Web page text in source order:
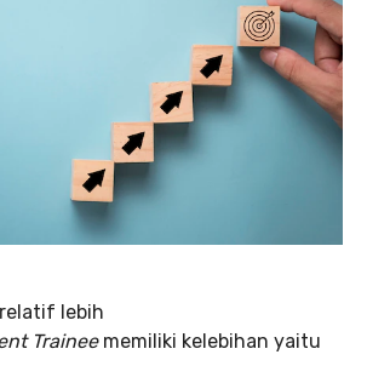
lebih
Traineememiliki kelebihan yaitu